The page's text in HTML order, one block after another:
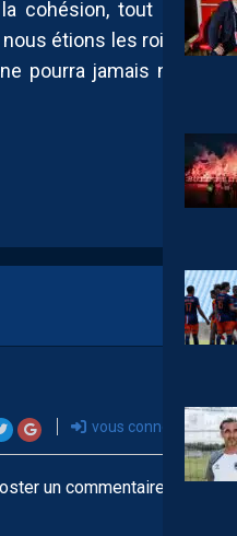
cohésion, tout peut
nous étions les rois de
pourra jamais nous
vous connecter
un commentaire